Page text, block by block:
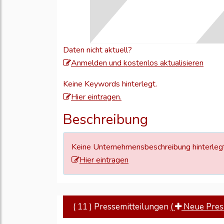
Daten nicht aktuell?
Anmelden und kostenlos aktualisieren
Keine Keywords hinterlegt.
Hier eintragen.
Beschreibung
Keine Unternehmensbeschreibung
Hier eintragen
( 11 ) Pressemitteilungen ( Neue